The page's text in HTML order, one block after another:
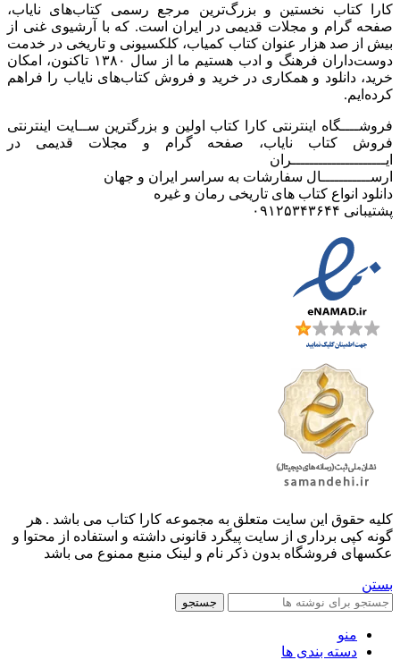
کارا کتاب نخستین و بزرگ‌ترین مرجع رسمی کتاب‌های نایاب،
صفحه گرام و مجلات قدیمی در ایران است. که با آرشیوی غنی از
بیش از صد هزار عنوان کتاب کمیاب، کلکسیونی و تاریخی در خدمت
دوست‌داران فرهنگ و ادب هستیم ما از سال ۱۳۸۰ تاکنون، امکان
خرید، دانلود و همکاری در خرید و فروش کتاب‌های نایاب را فراهم
کرده‌ایم.
فروشــــگاه اینترنتی کارا کتاب اولین و بزرگترین ســایت اینترنتی
فروش کتاب نایاب، صفحه گرام و مجلات قدیمی در
ایـــــــــــــــــــــران
ارســـــــــــال سفارشات به سراسر ایران و جهان
دانلود انواع کتاب های تاریخی رمان و غیره
پشتیبانی ۰۹۱۲۵۳۴۳۶۴۴
کليه حقوق اين سايت متعلق به مجموعه کارا کتاب می باشد . هر
گونه کپی برداری از سایت پیگرد قانونی داشته و استفاده از محتوا و
عکسهای فروشگاه بدون ذکر نام و لینک منبع ممنوع می باشد
بستن
جستجو
منو
دسته بندی ها